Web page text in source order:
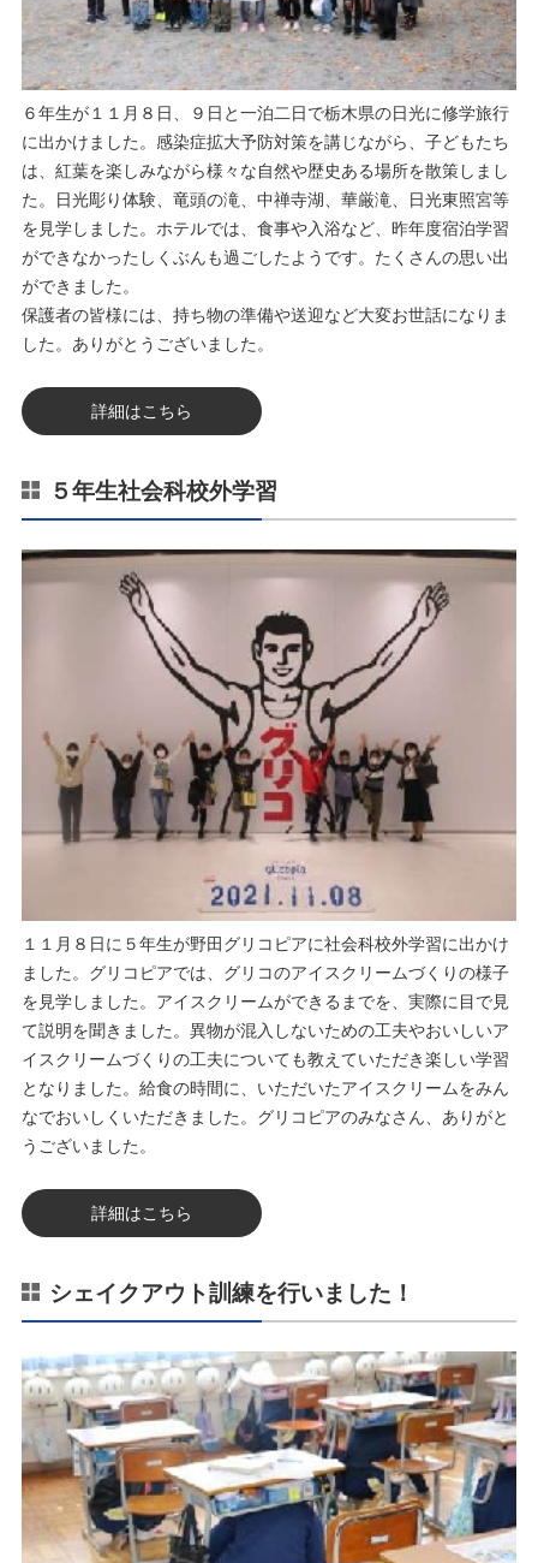
６年生が１１月８日、９日と一泊二日で栃木県の日光に修学旅行
に出かけました。感染症拡大予防対策を講じながら、子どもたち
は、紅葉を楽しみながら様々な自然や歴史ある場所を散策しまし
た。日光彫り体験、竜頭の滝、中禅寺湖、華厳滝、日光東照宮等
を見学しました。ホテルでは、食事や入浴など、昨年度宿泊学習
ができなかったしくぶんも過ごしたようです。たくさんの思い出
ができました。
保護者の皆様には、持ち物の準備や送迎など大変お世話になりま
した。ありがとうございました。
詳細はこちら
５年生社会科校外学習
１１月８日に５年生が野田グリコピアに社会科校外学習に出かけ
ました。グリコピアでは、グリコのアイスクリームづくりの様子
を見学しました。アイスクリームができるまでを、実際に目で見
て説明を聞きました。異物が混入しないための工夫やおいしいア
イスクリームづくりの工夫についても教えていただき楽しい学習
となりました。給食の時間に、いただいたアイスクリームをみん
なでおいしくいただきました。グリコピアのみなさん、ありがと
うございました。
詳細はこちら
シェイクアウト訓練を行いました！